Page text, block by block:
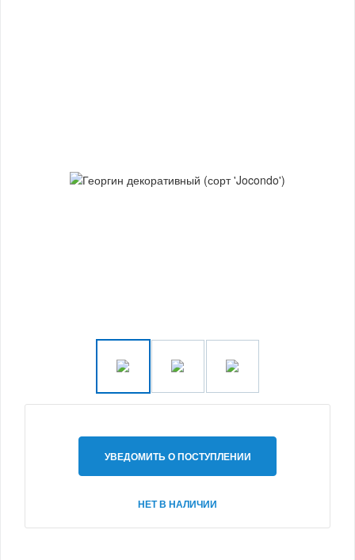
УВЕДОМИТЬ О ПОСТУПЛЕНИИ
НЕТ В НАЛИЧИИ